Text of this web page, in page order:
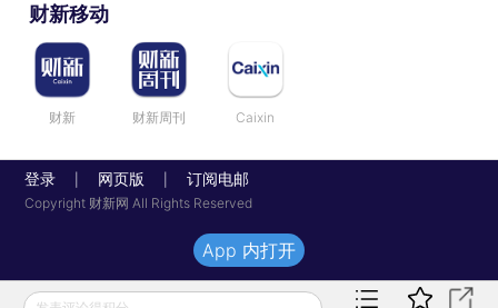
财新移动
财新 财新周刊 Caixin
登录 网页版 订阅电邮
Copyright 财新网 All Rights Reserved
App 内打开